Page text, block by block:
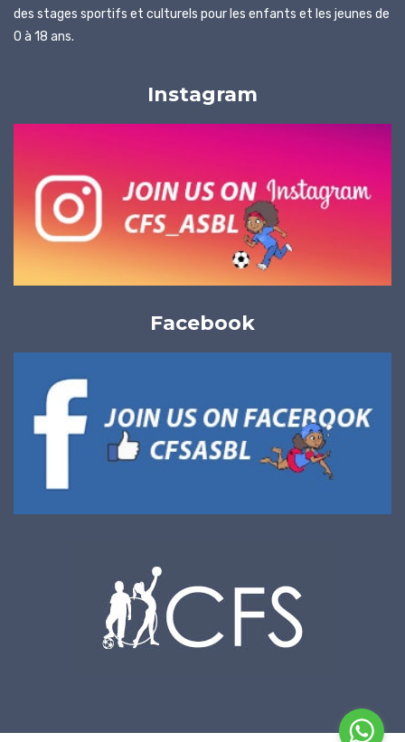
des stages sportifs et culturels pour les enfants et les jeunes de
0 à 18 ans.
Instagram
Facebook